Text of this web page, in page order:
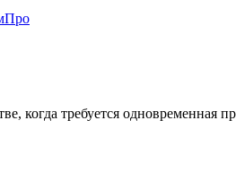
когда требуется одновременная